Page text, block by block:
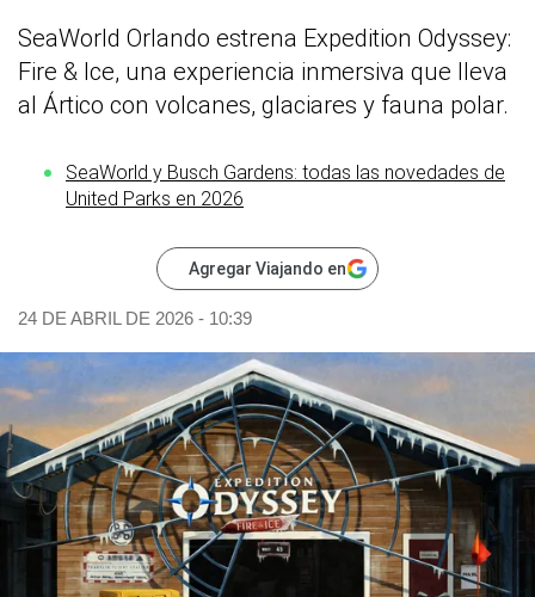
SeaWorld Orlando estrena Expedition Odyssey:
Fire & Ice, una experiencia inmersiva que lleva
al Ártico con volcanes, glaciares y fauna polar.
SeaWorld y Busch Gardens: todas las novedades de
United Parks en 2026
Agregar Viajando en
24 DE ABRIL DE 2026 - 10:39